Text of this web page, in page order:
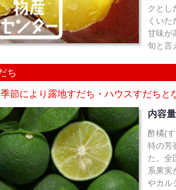
クとし
くいた
甘味が
旬と言
ち
節により露地すだち・ハウスすだちと
内容
酢橘(
特の芳
た。全
系果実
やカル